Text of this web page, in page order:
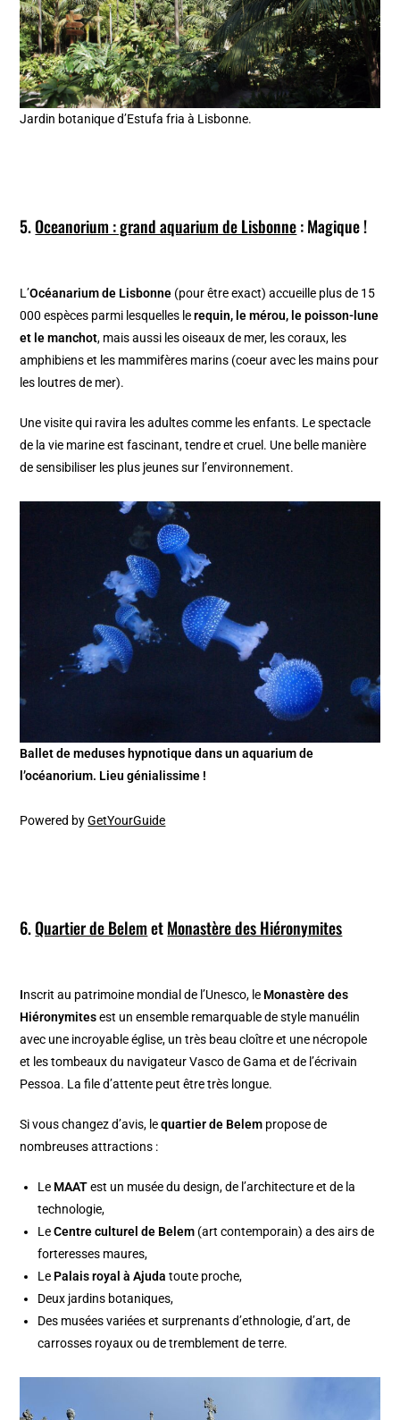
Jardin botanique d’Estufa fria à Lisbonne.
5.Oceanorium : grand aquarium de Lisbonne: Magique !
L’Océanarium de Lisbonne (pour être exact) accueille plus de 15
000 espèces parmi lesquelles lerequin, le mérou, le poisson-lune
et le manchot, mais aussi les oiseaux de mer, les coraux, les
amphibiens et les mammifères marins (coeur avec les mains pour
les loutres de mer).
Une visite qui ravira les adultes comme les enfants. Le spectacle
de la vie marine est fascinant, tendre et cruel. Une belle manière
de sensibiliser les plus jeunes sur l’environnement.
Ballet de meduses hypnotique dans un aquarium de
l’océanorium. Lieu génialissime !
Powered byGetYourGuide
6.Quartier de BelemetMonastère des Hiéronymites
Inscrit au patrimoine mondial de l’Unesco, le Monastère des
Hiéronymitesest un ensemble remarquable de style manuélin
avec une incroyable église, un très beau cloître et une nécropole
et les tombeaux du navigateur Vasco de Gama et de l’écrivain
Pessoa. La file d’attente peut être très longue.
Si vous changez d’avis, lequartier de Belem propose de
nombreuses attractions :
Le MAATest un musée du design, de l’architecture et de la
technologie,
LeCentre culturel de Belem (art contemporain) a des airs de
forteresses maures,
Le Palais royal à Ajuda toute proche,
Deux jardins botaniques,
Des musées variées et surprenants d’ethnologie, d’art, de
carrosses royaux ou de tremblement de terre.